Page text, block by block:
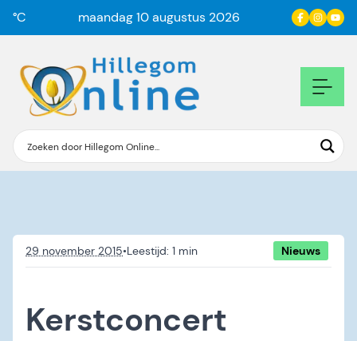
°C maandag 10 augustus 2026
29 november 2015• Nieuws
Kerstconcert